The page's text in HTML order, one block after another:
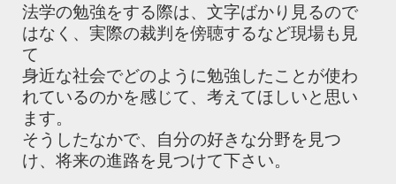
法学の勉強をする際は、文字ばかり見るので
はなく、実際の裁判を傍聴するなど現場も見
て
身近な社会でどのように勉強したことが使わ
れているのかを感じて、考えてほしいと思い
ます。
そうしたなかで、自分の好きな分野を見つ
け、将来の進路を見つけて下さい。